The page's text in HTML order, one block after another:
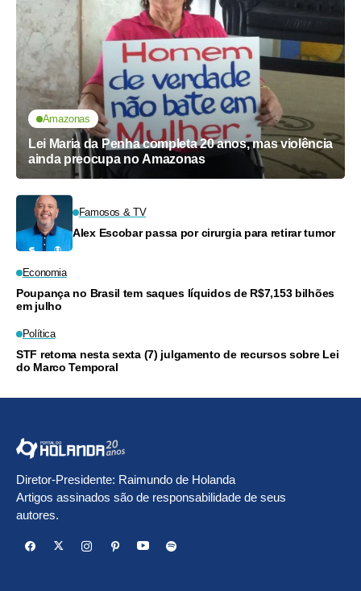
Amazonas
Lei Maria da Penha completa 20 anos, mas violência
ainda preocupa no Amazonas
Famosos & TV
Alex Escobar passa por cirurgia para retirar tumor
Economia
Poupança no Brasil tem saques líquidos de R$7,153 bilhões
em julho
Política
STF retoma nesta sexta (7) julgamento de recursos sobre Lei
do Marco Temporal
Diretor-Presidente: Raimundo de Holanda
Artigos assinados são de responsabilidade de seus
autores.